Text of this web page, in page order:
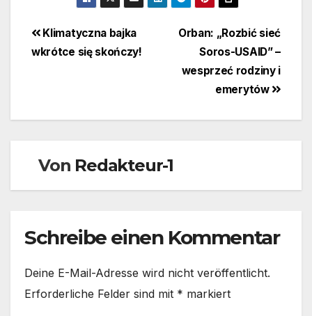
BeitragsnavigationOrban: „Rozbić sieć
Soros-USAID” –
wesprzeć rodziny i
emerytów
Klimatyczna bajka
wkrótce się skończy!
Von Redakteur-1
Schreibe einen Kommentar
Deine E-Mail-Adresse wird nicht veröffentlicht.
Erforderliche Felder sind mit * markiert